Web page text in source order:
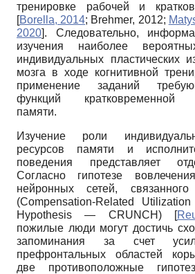
тренировке рабочей и
[Borella, 2014; Brehmer, 2012;
2020]. Следовательно,
изучения наиболее
индивидуальных пластических
мозга в ходе когнитивной
применение заданий
функций кратковременной
памяти.
Изучение роли
ресурсов памяти и
поведения представляет
Согласно гипотезе
нейронных сетей,
(Compensation-Related
Hypothesis — CRUNCH)
[
пожилые люди могут достичь
запоминания за счет
префронтальных областей
две противоположные